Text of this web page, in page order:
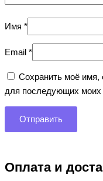
Имя *
Email *
Сохранить моё имя,
для последующих моих
Оплата и